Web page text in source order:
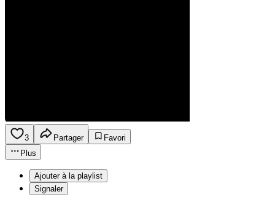
3 Partager
Favori
Plus
Ajouter à la playlist
Signaler